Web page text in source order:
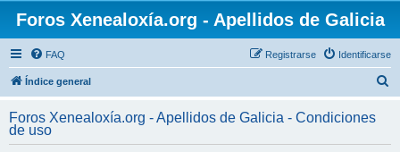
Foros Xenealoxía.org - Apellidos de Galicia
FAQ Identificarse
Registrarse
Índice general
c
Foros Xenealoxía.org - Apellidos de Galicia - Condiciones
de uso